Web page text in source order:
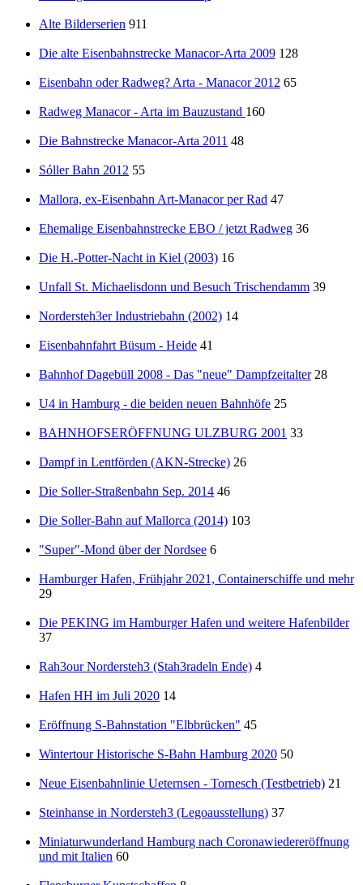
Alte Bilderserien 911
Die alte Eisenbahnstrecke Manacor-Arta 2009 128
Eisenbahn oder Radweg? Arta - Manacor 2012 65
Radweg Manacor - Arta im Bauzustand 160
Die Bahnstrecke Manacor-Arta 2011 48
Sóller Bahn 2012 55
Mallora, ex-Eisenbahn Art-Manacor per Rad 47
Ehemalige Eisenbahnstrecke EBO / jetzt Radweg 36
Die H.-Potter-Nacht in Kiel (2003) 16
Unfall St. Michaelisdonn und Besuch Trischendamm 39
Nordersteh3er Industriebahn (2002) 14
Eisenbahnfahrt Büsum - Heide 41
Bahnhof Dagebüll 2008 - Das "neue" Dampfzeitalter 28
U4 in Hamburg - die beiden neuen Bahnhöfe 25
BAHNHOFSERÖFFNUNG ULZBURG 2001 33
Dampf in Lentförden (AKN-Strecke) 26
Die Soller-Straßenbahn Sep. 2014 46
Die Soller-Bahn auf Mallorca (2014) 103
"Super"-Mond über der Nordsee 6
Hamburger Hafen, Frühjahr 2021, Containerschiffe und mehr
29
Die PEKING im Hamburger Hafen und weitere Hafenbilder
37
Rah3our Nordersteh3 (Stah3radeln Ende) 4
Hafen HH im Juli 2020 14
Eröffnung S-Bahnstation "Elbbrücken" 45
Wintertour Historische S-Bahn Hamburg 2020 50
Neue Eisenbahnlinie Ueternsen - Tornesch (Testbetrieb) 21
Steinhanse in Nordersteh3 (Legoausstellung) 37
Miniaturwunderland Hamburg nach Coronawiedereröffnung
und mit Italien 60